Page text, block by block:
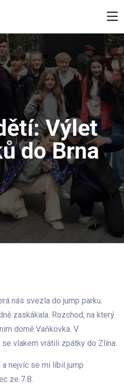
Výlet
do Brna
nás svezla do jump parku.
zaskákala. Rozchod, na který
domě Vaňkovka. V
vlakem vrátili zpátky do Zlína.
nejvíc se mi líbil jump
ze 7.B.